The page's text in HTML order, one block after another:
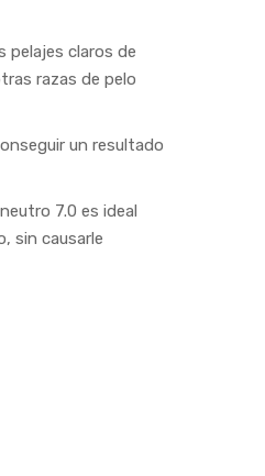
pelajes claros de
razas de pelo
un resultado
7.0 es ideal
sin causarle